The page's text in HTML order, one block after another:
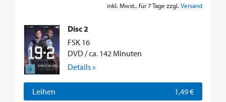
inkl. Mwst., für 7 Tage zzgl. Versand
Disc 2
FSK 16
DVD / ca. 142 Minuten
Details »
Leihen 1,49 €